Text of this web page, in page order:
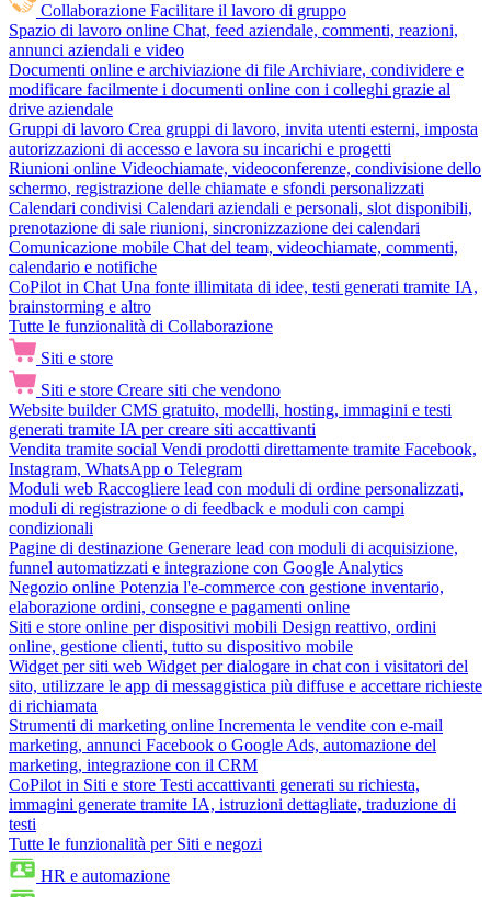
Collaborazione Facilitare il lavoro di gruppo
Spazio di lavoro online Chat, feed aziendale, commenti, reazioni,
annunci aziendali e video
Documenti online e archiviazione di file Archiviare, condividere e
modificare facilmente i documenti online con i colleghi grazie al
drive aziendale
Gruppi di lavoro Crea gruppi di lavoro, invita utenti esterni, imposta
autorizzazioni di accesso e lavora su incarichi e progetti
Riunioni online Videochiamate, videoconferenze, condivisione dello
schermo, registrazione delle chiamate e sfondi personalizzati
Calendari condivisi Calendari aziendali e personali, slot disponibili,
prenotazione di sale riunioni, sincronizzazione dei calendari
Comunicazione mobile Chat del team, videochiamate, commenti,
calendario e notifiche
CoPilot in Chat Una fonte illimitata di idee, testi generati tramite IA,
brainstorming e altro
Tutte le funzionalità di Collaborazione
Siti e store
Siti e store Creare siti che vendono
Website builder CMS gratuito, modelli, hosting, immagini e testi
generati tramite IA per creare siti accattivanti
Vendita tramite social Vendi prodotti direttamente tramite Facebook,
Instagram, WhatsApp o Telegram
Moduli web Raccogliere lead con moduli di ordine personalizzati,
moduli di registrazione o di feedback e moduli con campi
condizionali
Pagine di destinazione Generare lead con moduli di acquisizione,
funnel automatizzati e integrazione con Google Analytics
Negozio online Potenzia l'e-commerce con gestione inventario,
elaborazione ordini, consegne e pagamenti online
Siti e store online per dispositivi mobili Design reattivo, ordini
online, gestione clienti, tutto su dispositivo mobile
Widget per siti web Widget per dialogare in chat con i visitatori del
sito, utilizzare le app di messaggistica più diffuse e accettare richieste
di richiamata
Strumenti di marketing online Incrementa le vendite con e-mail
marketing, annunci Facebook o Google Ads, automazione del
marketing, integrazione con il CRM
CoPilot in Siti e store Testi accattivanti generati su richiesta,
immagini generate tramite IA, istruzioni dettagliate, traduzione di
testi
Tutte le funzionalità per Siti e negozi
HR e automazione